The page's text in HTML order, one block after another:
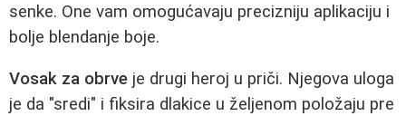
senke. One vam omogućavaju precizniju aplikaciju i
bolje blendanje boje.
Vosak za obrve je drugi heroj u priči. Njegova uloga
je da "sredi" i fiksira dlakice u željenom položaju pre